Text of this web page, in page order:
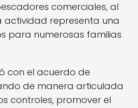
comerciales, al
actividad representa una
para numerosas familias
con el acuerdo de
de manera articulada
controles, promover el